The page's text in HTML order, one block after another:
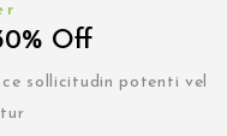
Off
sollicitudin potenti vel